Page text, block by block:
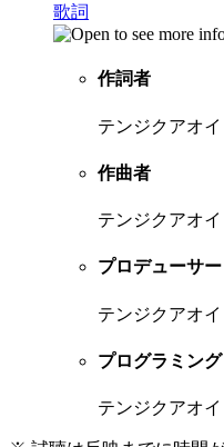
歌詞
作詞者
テンジクアオイ
作曲者
テンジクアオイ
プロデューサー
テンジクアオイ
プログラミング
テンジクアオイ